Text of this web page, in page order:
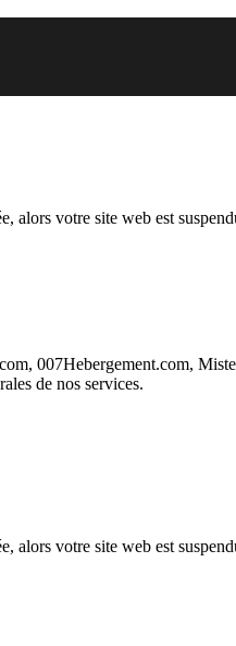
alors votre site web est
007Hebergement.com,
de nos services.
alors votre site web est